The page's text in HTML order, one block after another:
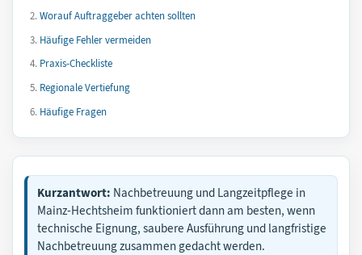
Worauf Auftraggeber achten sollten
Häufige Fehler vermeiden
Praxis-Checkliste
Regionale Vertiefung
Häufige Fragen
Kurzantwort: Nachbetreuung und Langzeitpflege in
Mainz-Hechtsheim funktioniert dann am besten, wenn
technische Eignung, saubere Ausführung und langfristige
Nachbetreuung zusammen gedacht werden.